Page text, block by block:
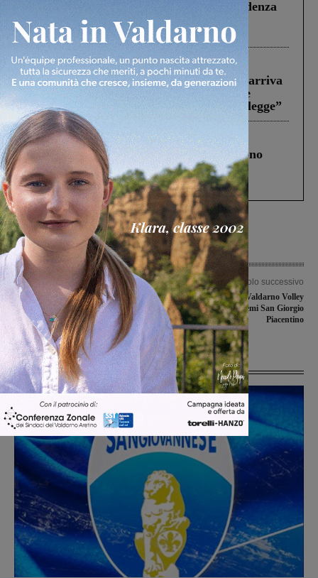
Piscina di Figline finanziata oltre la scadenza
Pnrr, il gruppo di Fratelli d’Italia: “Un
ringraziamento al Governo”
Reggello 30 Luglio 2026
Reggello, la chiusura di ‘Mordi e fuggi’ arriva
in Consiglio. Il sindaco: “Come Comune
abbiamo agito solo per far rispettare la legge”
Cronaca 4 Agosto 2026
Un anno fa la strage in A1 in cui morirono
Gianni, Giulia e Franco. Lo schianto, il
processo, lo stop ai sorpassi fra tir....
Articolo precedente
San Giovanni civica: “Cantieri aperti:
quanto ci costano tutti i ritardi
accumulati?”
Articolo successivo
La Bindi Passione Valdarno Volley
batte senza problemi San Giorgio
Piacentino
Ultime Notizie